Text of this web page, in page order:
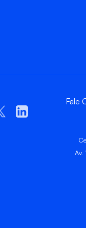
Fale
Av.